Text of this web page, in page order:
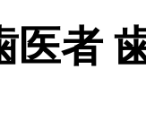
医者